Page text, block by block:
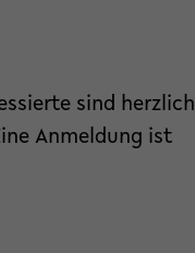
sind herzlich
Anmeldung ist